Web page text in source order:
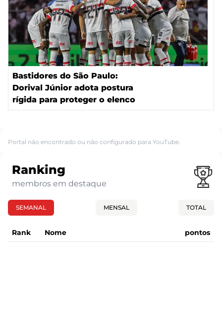
Bastidores do São Paulo:
Dorival Júnior adota postura
rígida para proteger o elenco
Portal não encontrado ou não configurado para YouTube.
Ranking
membros em destaque
SEMANAL MENSAL TOTAL
Rank Nome pontos